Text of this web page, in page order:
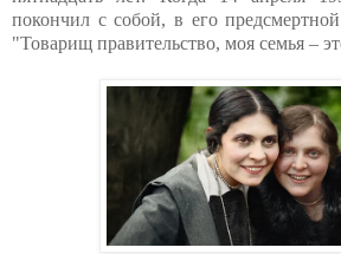
покончил с собой, в его
"Товарищ правительство, моя семья –